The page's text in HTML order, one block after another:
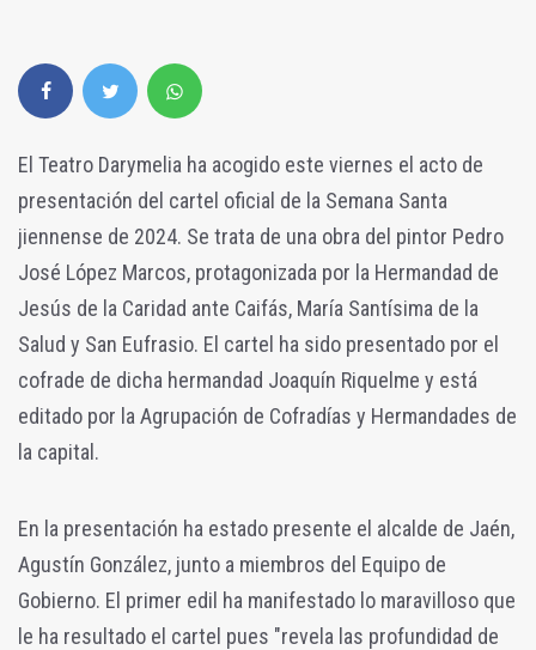
El Teatro Darymelia ha acogido este viernes el acto de
presentación del cartel oficial de la Semana Santa
jiennense de 2024. Se trata de una obra del pintor Pedro
José López Marcos, protagonizada por la Hermandad de
Jesús de la Caridad ante Caifás, María Santísima de la
Salud y San Eufrasio. El cartel ha sido presentado por el
cofrade de dicha hermandad Joaquín Riquelme y está
editado por la Agrupación de Cofradías y Hermandades de
la capital.
En la presentación ha estado presente el alcalde de Jaén,
Agustín González, junto a miembros del Equipo de
Gobierno. El primer edil ha manifestado lo maravilloso que
le ha resultado el cartel pues "revela las profundidad de